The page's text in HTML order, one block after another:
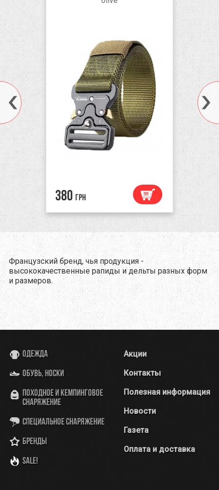
380 грн
Французский бренд, чья продукция -
высококачественные рапиды и дельты разных форм
и размеров.
Одежда
Обувь, носки
Походное и кемпинговое
снаряжение
Специальное снаряжение
Бренды
SALE!
Акции
Контакты
Полезная информация
Новости
Газета
Оплата и доставка